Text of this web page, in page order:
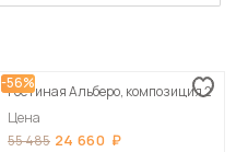
-56%
Гостиная Альберо, композиция 2
Цена
55 485 24 660